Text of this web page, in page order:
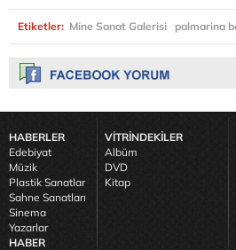
Etiketler: Mine Sanat Galerisi palmarina
HABERLER
Edebiyat
Müzik
Plastik Sanatlar
Sahne Sanatları
Sinema
Yazarlar
HABER
VİTRİNDEKİLER
Albüm
DVD
Kitap